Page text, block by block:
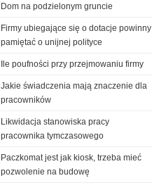
Dom na podzielonym gruncie
Firmy ubiegające się o dotacje powinny
pamiętać o unijnej polityce
Ile poufności przy przejmowaniu firmy
Jakie świadczenia mają znaczenie dla
pracowników
Likwidacja stanowiska pracy
pracownika tymczasowego
Paczkomat jest jak kiosk, trzeba mieć
pozwolenie na budowę